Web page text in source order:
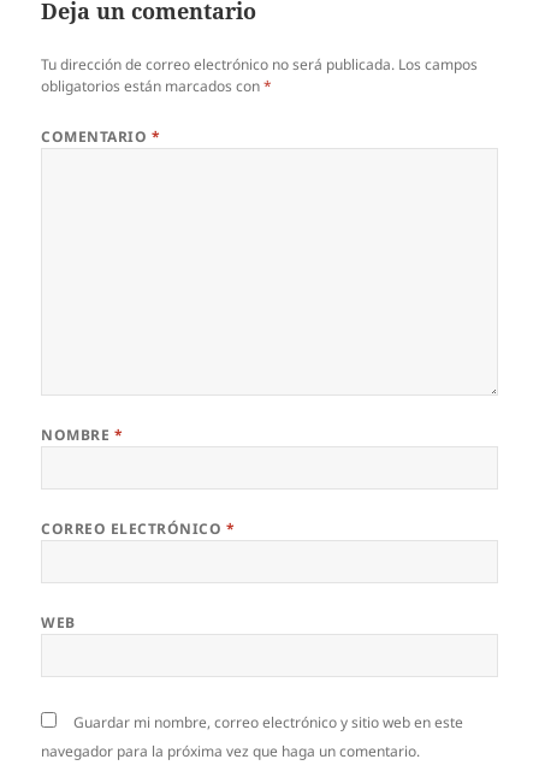
Deja un comentario
Tu dirección de correo electrónico no será publicada. Los campos
obligatorios están marcados con*
COMENTARIO *
NOMBRE *
CORREO ELECTRÓNICO *
WEB
Guardar mi nombre, correo electrónico y sitio web en este
navegador para la próxima vez que haga un comentario.